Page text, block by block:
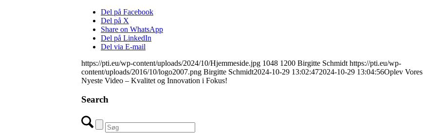
Del på Facebook
Del på X
Share on WhatsApp
Del på LinkedIn
Del via E-mail
https://pti.eu/wp-content/uploads/2024/10/Hjemmeside.jpg 1048 1200 Birgitte Schmidt https://pti.eu/wp-
content/uploads/2016/10/logo2007.png Birgitte Schmidt2024-10-29 13:02:472024-10-29 13:04:56Oplev Vores
Nyeste Video – Kvalitet og Innovation i Fokus!
Search